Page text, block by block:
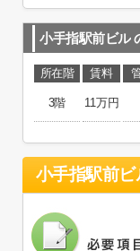
小手指駅前ビル
所在階 賃料
3階 11万円
小手指駅前ビ